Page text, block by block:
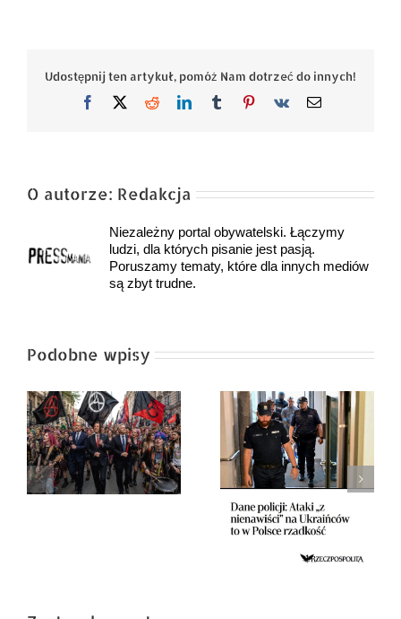
Udostępnij ten artykuł, pomóż Nam dotrzeć do innych!
Facebook
X RedditLinkedInTumblrPinterest
Vk Email
O autorze: Redakcja
Niezależny portal obywatelski. Łączymy
ludzi, dla których pisanie jest pasją.
Poruszamy tematy, które dla innych mediów
są zbyt trudne.
Podobne wpisy
A MOŻE NAJPIERW
BYŁA NARRACJA,
Pan Tomek objaśnia
prawicę – cz. 15
dialogów z panią
Zosią